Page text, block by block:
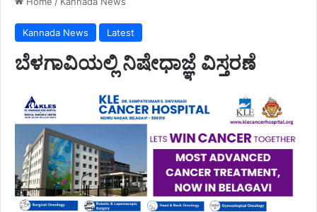
Kannada News Latest
ಬೆಳಗಾವಿಯಲ್ಲಿ ನಿಷೇಧಾಜ್ಞೆ ವಿಸ್ತರಣೆ